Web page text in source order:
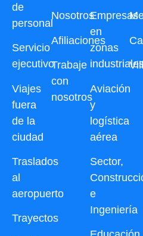
de
personal
Servicio
ejecutivo
Viajes
fuera
de la
ciudad
Traslados
al
aeropuerto
Trayectos
Empresas
en
zonas
Aviación
y
logística
aérea
Sector,
e
Ingeniería
Nosotros
Afiliaciones
Trabaje
con
nosotros